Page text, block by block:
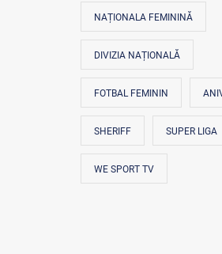
NAȚIONALA FEMININĂ
DIVIZIA NAȚIONALĂ
FOTBAL FEMININ
SHERIFF SUPER LIGA
WE SPORT TV